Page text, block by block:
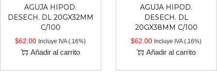
AGUJA HIPOD.
DESECH. DL 20GX32MM
C/100
$62.00 Incluye IVA (.16%)
Añadir al carrito
AGUJA HIPOD.
DESECH. DL
20GX38MM C/100
$62.00 Incluye IVA (.16%)
Añadir al carrito